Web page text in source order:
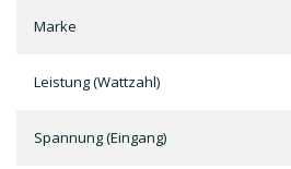
Marke
Leistung (Wattzahl)
Spannung (Eingang)